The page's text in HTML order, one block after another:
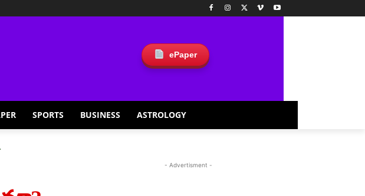
ePaper
SPORTS BUSINESS ASTROLOGY
- Advertisment -